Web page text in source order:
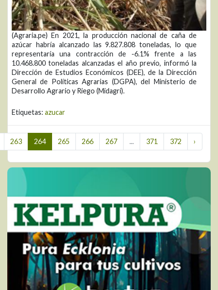
(Agraria.pe) En 2021, la producción nacional de caña de
azúcar habría alcanzado las 9.827.808 toneladas, lo que
representaría una contracción de -6.1% frente a las
10.468.800 toneladas alcanzadas el año previo, informó la
Dirección de Estudios Económicos (DEE), de la Dirección
General de Políticas Agrarias (DGPA), del Ministerio de
Desarrollo Agrario y Riego (Midagri).
Etiquetas: azucar
263 264 265 266 267 ... 371 372 ›